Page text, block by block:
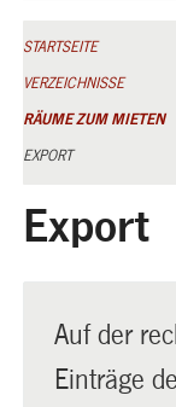
STARTSEITE
VERZEICHNISSE
RÄUME ZUM MIETEN
EXPORT
Export
Auf der
Einträge